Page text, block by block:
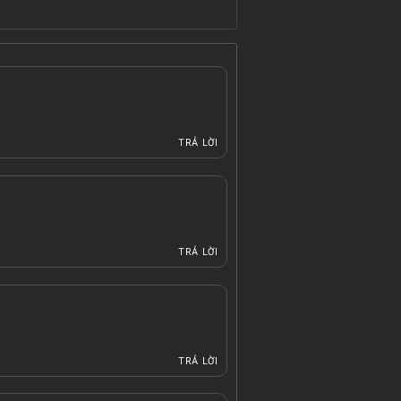
TRẢ LỜI
TRẢ LỜI
TRẢ LỜI